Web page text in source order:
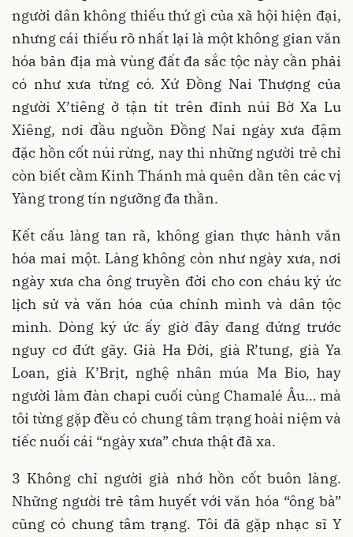
người dân không thiếu thứ gì của xã hội hiện đại,
nhưng cái thiếu rõ nhất lại là một không gian văn
hóa bản địa mà vùng đất đa sắc tộc này cần phải
có như xưa từng có. Xứ Đồng Nai Thượng của
người X’tiêng ở tận tít trên đỉnh núi Bờ Xa Lu
Xiêng, nơi đầu nguồn Đồng Nai ngày xưa đậm
đặc hồn cốt núi rừng, nay thì những người trẻ chỉ
còn biết cầm Kinh Thánh mà quên dần tên các vị
Yàng trong tín ngưỡng đa thần.
Kết cấu làng tan rã, không gian thực hành văn
hóa mai một. Làng không còn như ngày xưa, nơi
ngày xưa cha ông truyền đời cho con cháu ký ức
lịch sử và văn hóa của chính mình và dân tộc
mình. Dòng ký ức ấy giờ đây đang đứng trước
nguy cơ đứt gãy. Già Ha Đời, già R’tung, già Ya
Loan, già K’Brịt, nghệ nhân múa Ma Bio, hay
người làm đàn chapi cuối cùng Chamalé Âu… mà
tôi từng gặp đều có chung tâm trạng hoài niệm và
tiếc nuối cái “ngày xưa” chưa thật đã xa.
3 Không chỉ người già nhớ hồn cốt buôn làng.
Những người trẻ tâm huyết với văn hóa “ông bà”
cũng có chung tâm trạng. Tôi đã gặp nhạc sĩ Y